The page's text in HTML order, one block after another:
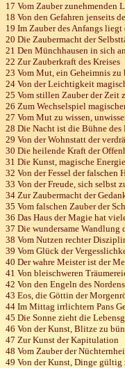
17 Vom Zauber zunehmenden
18 Von den Gefahren jenseits
19 Im Zauber des Anfangs
20 Die Zaubermacht der
21 Den Münchhausen in sich
22 Zur Zauberkraft des Kreises
23 Vom Mut, ein Geheimnis zu
24 Von der Leichtigkeit
25 Vom stillen Zauber der Zeit
26 Zum Wechselspiel
27 Vom Mut zu wissen,
28 Die Nacht ist die Bühne des
29 Von der Wohnstatt der
30 Die heilende Kraft der
31 Die Kunst, magische
32 Von der Fessel der falschen
33 Von der Freude, sich selbst
34 Zur Zaubermacht der
35 Vom falschen Zauber der
36 Das Haus der Magie hat
37 Die wundersame Wandlung
38 Vom Nutzen rechter
39 Vom Glück der
40 Der wahre Meister ist der
41 Von bleischweren
42 Von den Engeln des Nordens
43 Eos, die Göttin der
44 Im Mittag irrlichtern Pans
45 Die Sonne zieht die
46 Von der Kunst, Blitze zu
47 Zur Kunst der Kapitulation
48 Vom Zauber der
49 Von der Kunst, Dinge gültig